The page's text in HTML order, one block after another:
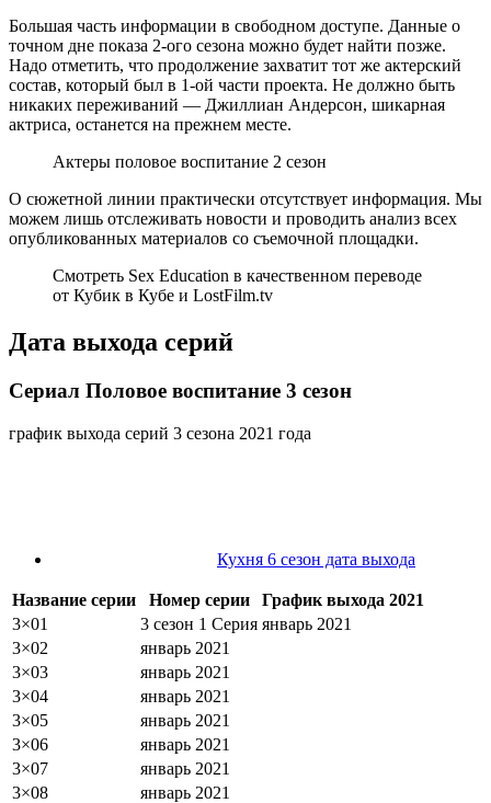
Большая часть информации в свободном доступе. Данные о
точном дне показа 2-ого сезона можно будет найти позже.
Надо отметить, что продолжение захватит тот же актерский
состав, который был в 1-ой части проекта. Не должно быть
никаких переживаний — Джиллиан Андерсон, шикарная
актриса, останется на прежнем месте.
Актеры половое воспитание 2 сезон
О сюжетной линии практически отсутствует информация. Мы
можем лишь отслеживать новости и проводить анализ всех
опубликованных материалов со съемочной площадки.
Cмотреть Sex Education в качественном переводе
от Кубик в Кубе и LostFilm.tv
Дата выхода серий
Сериал Половое воспитание 3 сезон
график выхода серий 3 сезона 2021 года
Кухня 6 сезон дата выхода
Название серии Номер серии
График выхода 2021
3×01
3 сезон 1 Серия январь 2021
3×02
январь 2021
3×03
январь 2021
3×04
январь 2021
3×05
январь 2021
3×06
январь 2021
3×07
январь 2021
3×08
январь 2021